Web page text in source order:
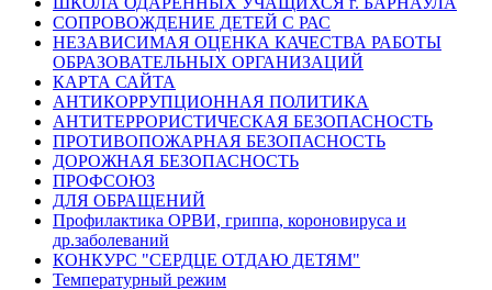
СОПРОВОЖДЕНИЕ ДЕТЕЙ С РАС
НЕЗАВИСИМАЯ ОЦЕНКА КАЧЕСТВА РАБОТЫ
ОБРАЗОВАТЕЛЬНЫХ ОРГАНИЗАЦИЙ
КАРТА САЙТА
АНТИКОРРУПЦИОННАЯ ПОЛИТИКА
АНТИТЕРРОРИСТИЧЕСКАЯ БЕЗОПАСНОСТЬ
ПРОТИВОПОЖАРНАЯ БЕЗОПАСНОСТЬ
ДОРОЖНАЯ БЕЗОПАСНОСТЬ
ПРОФСОЮЗ
ДЛЯ ОБРАЩЕНИЙ
Профилактика ОРВИ, гриппа, короновируса и
др.заболеваний
КОНКУРС "СЕРДЦЕ ОТДАЮ ДЕТЯМ"
Температурный режим